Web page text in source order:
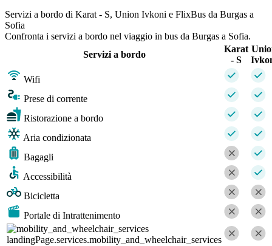
Servizi a bordo di Karat - S, Union Ivkoni e FlixBus da Burgas a
Sofia
Confronta i servizi a bordo nel viaggio in bus da Burgas a Sofia.
Servizi a bordo
Karat
- S
Wifi
Prese di corrente
Ristorazione a bordo
Aria condizionata
Bagagli
Accessibilità
Bicicletta
Portale di Intrattenimento
landingPage.services.mobility_and_wheelchair_services